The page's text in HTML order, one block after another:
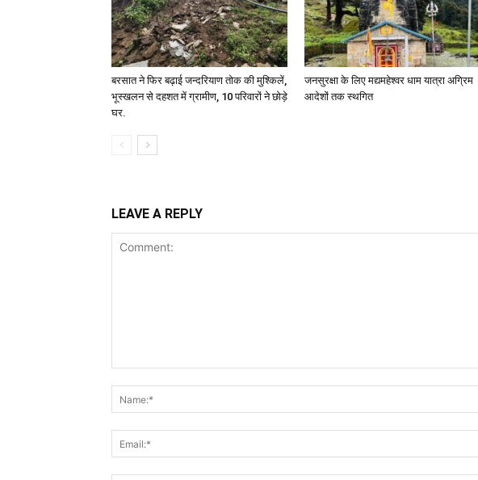
बरसात ने फिर बढ़ाई जन्दरियाण तोक की मुश्किलें,
भूस्खलन से दहशत में ग्रामीण, 10 परिवारों ने छोड़े
घर.
जनसुरक्षा के लिए मद्यमहेश्वर धाम यात्रा अग्रिम
आदेशों तक स्थगित
LEAVE A REPLY